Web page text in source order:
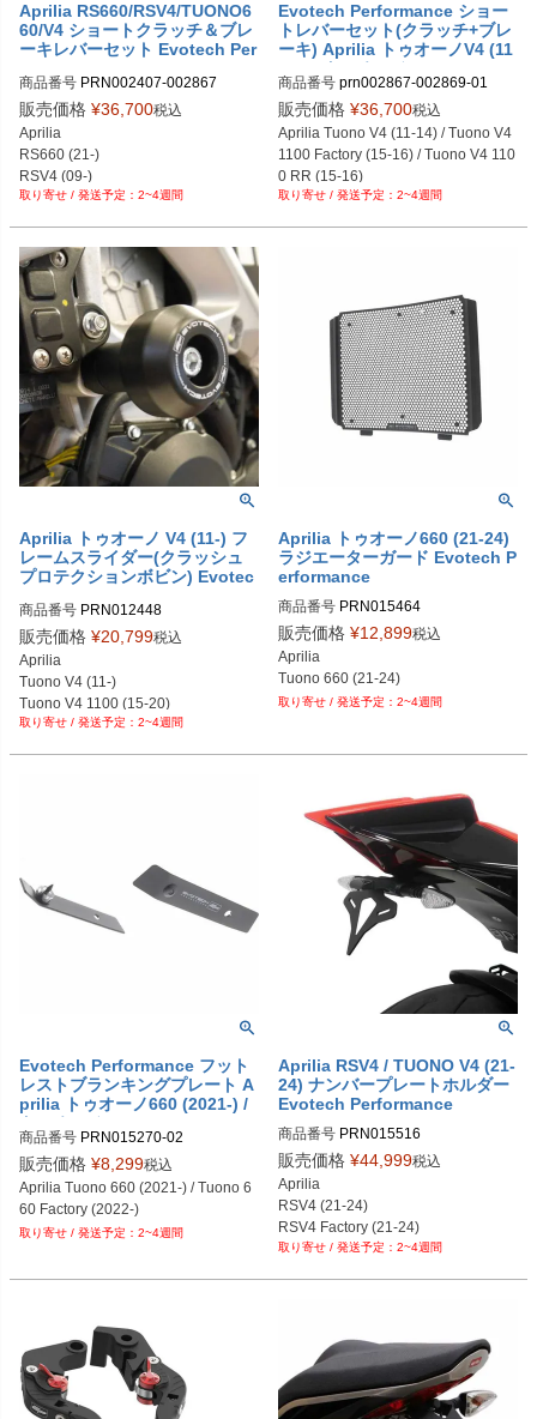
Aprilia RS660/RSV4/TUONO6
60/V4 ショートクラッチ＆ブレ
ーキレバーセット Evotech Per
商品番号 PRN002407-002867
PRN002407-002867-01
PRN002407-002867-02
PRN002407-002867-03
PRN002407-002867-04
PRN002407-002867-05
PRN002407-002867-07
PRN002407-002867-08
PRN002407-002867-09
PRN002407-002867-10
PRN002407-002867-11
PRN002407-002867-12
PRN002407-002867-15
PRN002407-002867-16
PRN002407-002867-17
PRN002407-002867-18
PRN002407-002867-19
販売価格 ¥36,700税込
Aprilia
RS660 (21-)
RSV4 (09-)
Tuono 660 (21-)
2~4週間
Evotech Performance ショー
トレバーセット(クラッチ+ブレ
ーキ) Aprilia トゥオーノV4 (11
-14) / トゥオーノV4 1100 Fact
ory (15-16) / トゥオーノV4 110
0 RR (15-16)
商品番号 prn002867-002869-01
販売価格 ¥36,700税込
Aprilia Tuono V4 (11-14) / Tuono V4
1100 Factory (15-16) / Tuono V4 110
0 RR (15-16)
2~4週間
Aprilia トゥオーノ V4 (11-) フ
レームスライダー(クラッシュ
プロテクションボビン) Evotec
商品番号 PRN012448
PRN012448-01
PRN012448-02
PRN012448-03
PRN012448-04
PRN012448-05
PRN012448-07
販売価格 ¥20,799税込
Aprilia
Tuono V4 (11-)
Tuono V4 1100 (15-20)
2~4週間
Aprilia トゥオーノ660 (21-24)
ラジエーターガード Evotech P
erformance
商品番号 PRN015464
PRN015464-01
販売価格 ¥12,899税込
Aprilia
Tuono 660 (21-24)
2~4週間
Evotech Performance フット
レストブランキングプレート A
prilia トゥオーノ660 (2021-) /
トゥオーノ660 Factory (2022
-)
商品番号 PRN015270-02
販売価格 ¥8,299税込
Aprilia Tuono 660 (2021-) / Tuono 6
60 Factory (2022-)
2~4週間
Aprilia RSV4 / TUONO V4 (21-
24) ナンバープレートホルダー
Evotech Performance
商品番号 PRN015516
PRN015516-01
PRN015516-02
PRN015516-03
PRN015516-04
販売価格 ¥44,999税込
Aprilia
RSV4 (21-24)
RSV4 Factory (21-24)
Tuono V4 (21-24) 2~4週間